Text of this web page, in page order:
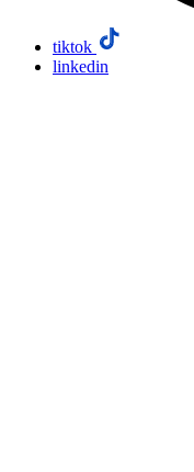
tiktok
linkedin